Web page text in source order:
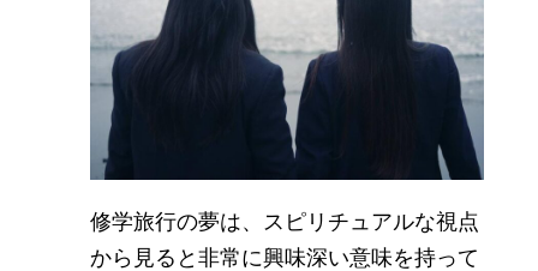
修学旅行の夢は、スピリチュアルな視点
から見ると非常に興味深い意味を持って